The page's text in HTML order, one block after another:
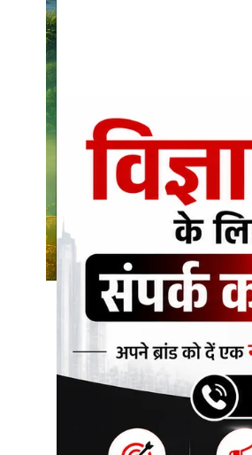
राजनीति
Contacts
इतिहास \ साहित्य
शिक्षा\रोजगार
मनोरंजन
स्वास्थ्य\लाइफस्टाइल
अजब गजब